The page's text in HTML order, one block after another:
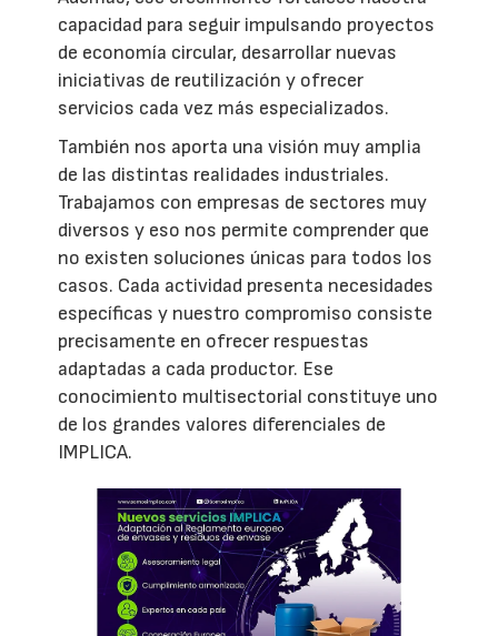
capacidad para seguir impulsando proyectos
de economía circular, desarrollar nuevas
iniciativas de reutilización y ofrecer
servicios cada vez más especializados.
También nos aporta una visión muy amplia
de las distintas realidades industriales.
Trabajamos con empresas de sectores muy
diversos y eso nos permite comprender que
no existen soluciones únicas para todos los
casos. Cada actividad presenta necesidades
específicas y nuestro compromiso consiste
precisamente en ofrecer respuestas
adaptadas a cada productor. Ese
conocimiento multisectorial constituye uno
de los grandes valores diferenciales de
IMPLICA.